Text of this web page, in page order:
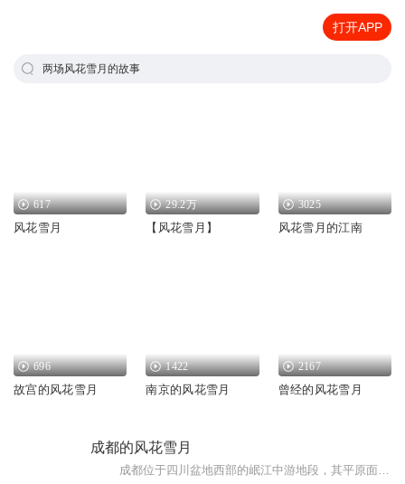
打开APP
两场风花雪月的故事
617
风花雪月
29.2万
【风花雪月】
3025
风花雪月的江南
696
故宫的风花雪月
1422
南京的风花雪月
2167
曾经的风花雪月
成都的风花雪月